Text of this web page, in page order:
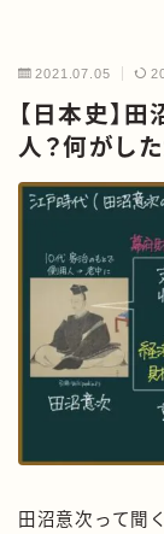
2021.07.05
【日本史】
人？何がし
田沼意次って聞